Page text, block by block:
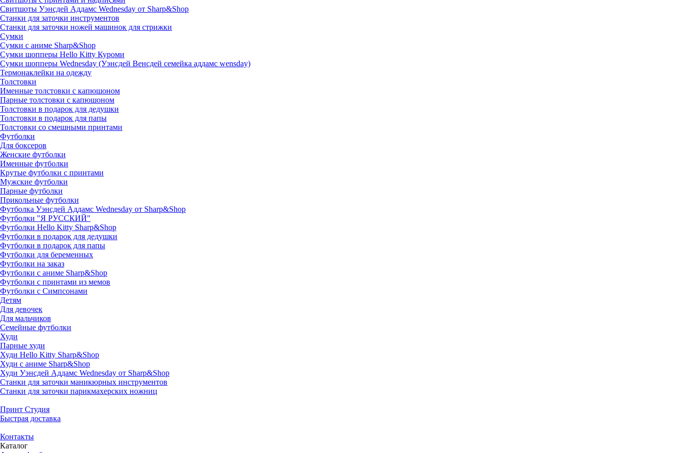
Свитшоты Уэнсдей Аддамс Wednesday от Sharp&Shop
Станки для заточки инструментов
Станки для заточки ножей машинок для стрижки
Сумки
Сумки с аниме Sharp&Shop
Сумки шопперы Hello Kitty Куроми
Сумки шопперы Wednesday (Уэнсдей Венсдей семейка аддамс wensday)
Термонаклейки на одежду
Толстовки
Именные толстовки с капюшоном
Парные толстовки с капюшоном
Толстовки в подарок для дедушки
Толстовки в подарок для папы
Толстовки со смешными принтами
Футболки
Для боксеров
Женские футболки
Именные футболки
Крутые футболки с принтами
Мужские футболки
Парные футболки
Прикольные футболки
Футболка Уэнсдей Аддамс Wednesday от Sharp&Shop
Футболки "Я РУССКИЙ"
Футболки Hello Kitty Sharp&Shop
Футболки в подарок для дедушки
Футболки в подарок для папы
Футболки для беременных
Футболки на заказ
Футболки с аниме Sharp&Shop
Футболки с принтами из мемов
Футболки с Симпсонами
Детям
Для девочек
Для мальчиков
Семейные футболки
Худи
Парные худи
Худи Hello Kitty Sharp&Shop
Худи с аниме Sharp&Shop
Худи Уэнсдей Аддамс Wednesday от Sharp&Shop
Станки для заточки маникюрных инструментов
Станки для заточки парикмахерских ножниц
Принт Студия
Быстрая доставка
Контакты
Каталог